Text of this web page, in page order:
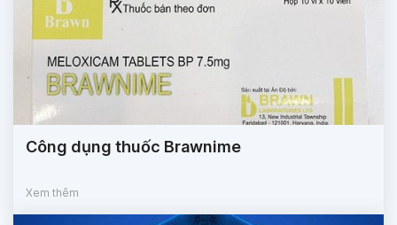
Công dụng thuốc Brawnime
Xem thêm